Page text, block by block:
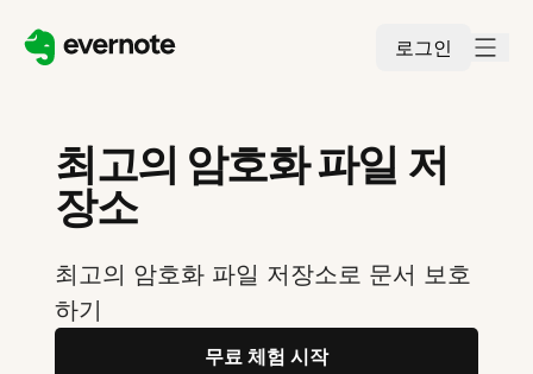
로그인
최고의 암호화 파일 저
장소
최고의 암호화 파일 저장소로 문서 보호
하기
무료 체험 시작